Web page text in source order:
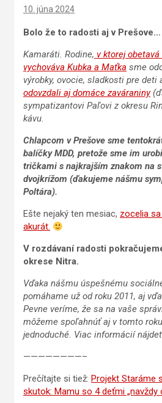
10. júna 2024
Bolo že to radosti aj v Prešove…
Kamaráti. Rodine, v ktorej
vychováva Kubka a Maťka sme
výrobky, ovocie, sladkosti pre deti
odovzdali aj domáce zaváraniny
sympatizantovi Paľovi z okresu
kávu.
Chlapcom v Prešove sme
balíčky MDD, pretože sme im
tričkami s najkrajším znakom na
dvojkrížom (ďakujeme nášmu
Poltára).
Ešte nejaký ten mesiac, zocelia
akurát.
V rozdávaní radosti
okrese Nitra.
Vďaka nášmu úspešnému
pomáhame už od roku 2011, aj
Pevne veríme, že sa na vaše
môžeme spoľahnúť aj v tomto
jednoduché. Viac informácií
————————–
Prečítajte si tiež: Projekt Staráme
skutok: Mamu so 4 deťmi „navždy